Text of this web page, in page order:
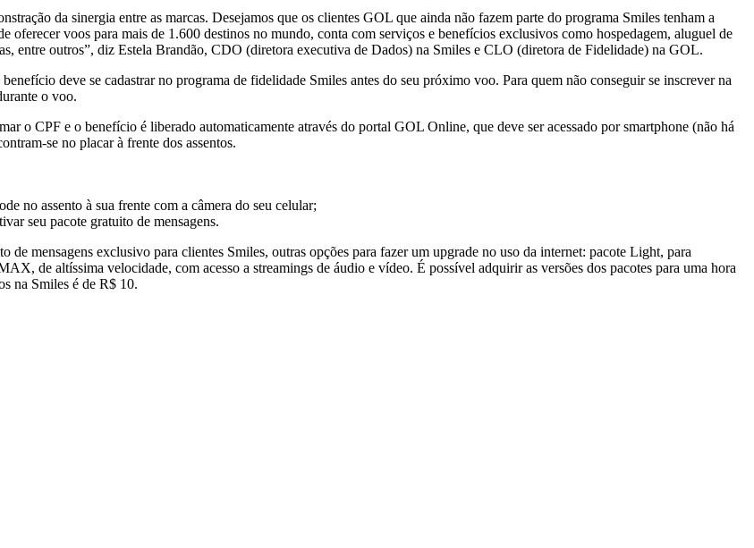
da sinergia entre as marcas. Desejamos que os clientes GOL que ainda não fazem parte do programa Smiles tenham a
oferecer voos para mais de 1.600 destinos no mundo, conta com serviços e benefícios exclusivos como hospedagem, aluguel de
entre outros”, diz Estela Brandão, CDO (diretora executiva de Dados) na Smiles e CLO (diretora de Fidelidade) na GOL.
deve se cadastrar no programa de fidelidade Smiles antes do seu próximo voo. Para quem não conseguir se inscrever na
o voo.
o CPF e o benefício é liberado automaticamente através do portal GOL Online, que deve ser acessado por smartphone (não há
se no placar à frente dos assentos.
no assento à sua frente com a câmera do seu celular;
seu pacote gratuito de mensagens.
mensagens exclusivo para clientes Smiles, outras opções para fazer um upgrade no uso da internet: pacote Light, para
de altíssima velocidade, com acesso a streamings de áudio e vídeo. É possível adquirir as versões dos pacotes para uma hora
na Smiles é de R$ 10.